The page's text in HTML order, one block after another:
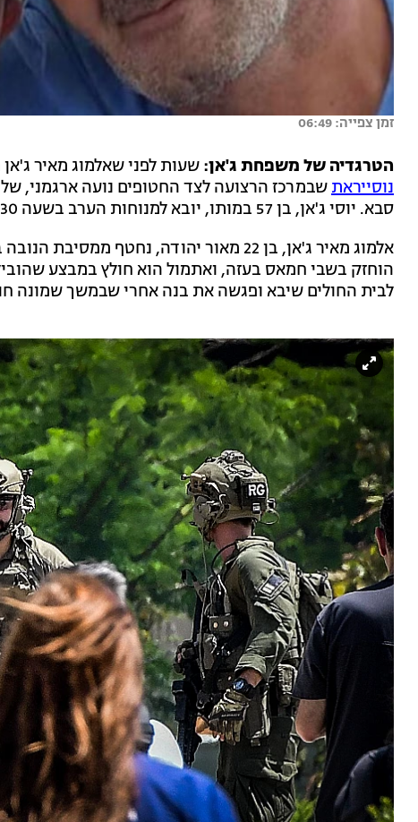
זמן צפייה: 06:49
הטרגדיה של משפחת ג'אן: שעות לפני שאלמוג מאיר
נוסייראתשבמרכז הרצועה לצד החטופים נועה ארגמני,
סבא. יוסי ג'אן, בן 57 במותו, יובא למנוחות הערב בשעה 17:30 בבית העלמין נווה ימין.
הוחזק בשבי חמאס בעזה, ואתמול הוא חולץ במבצע
לבית החולים שיבא ופגשה את בנה אחרי שבמשך שמונה